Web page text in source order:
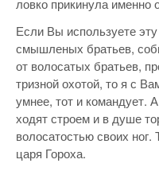
ловко прикинула именно
Если Вы используете
смышленых братьев,
от волосатых братьев,
тризной охотой, то я с
умнее, тот и командует.
ходят строем и в душе
волосатостью своих
царя Гороха.